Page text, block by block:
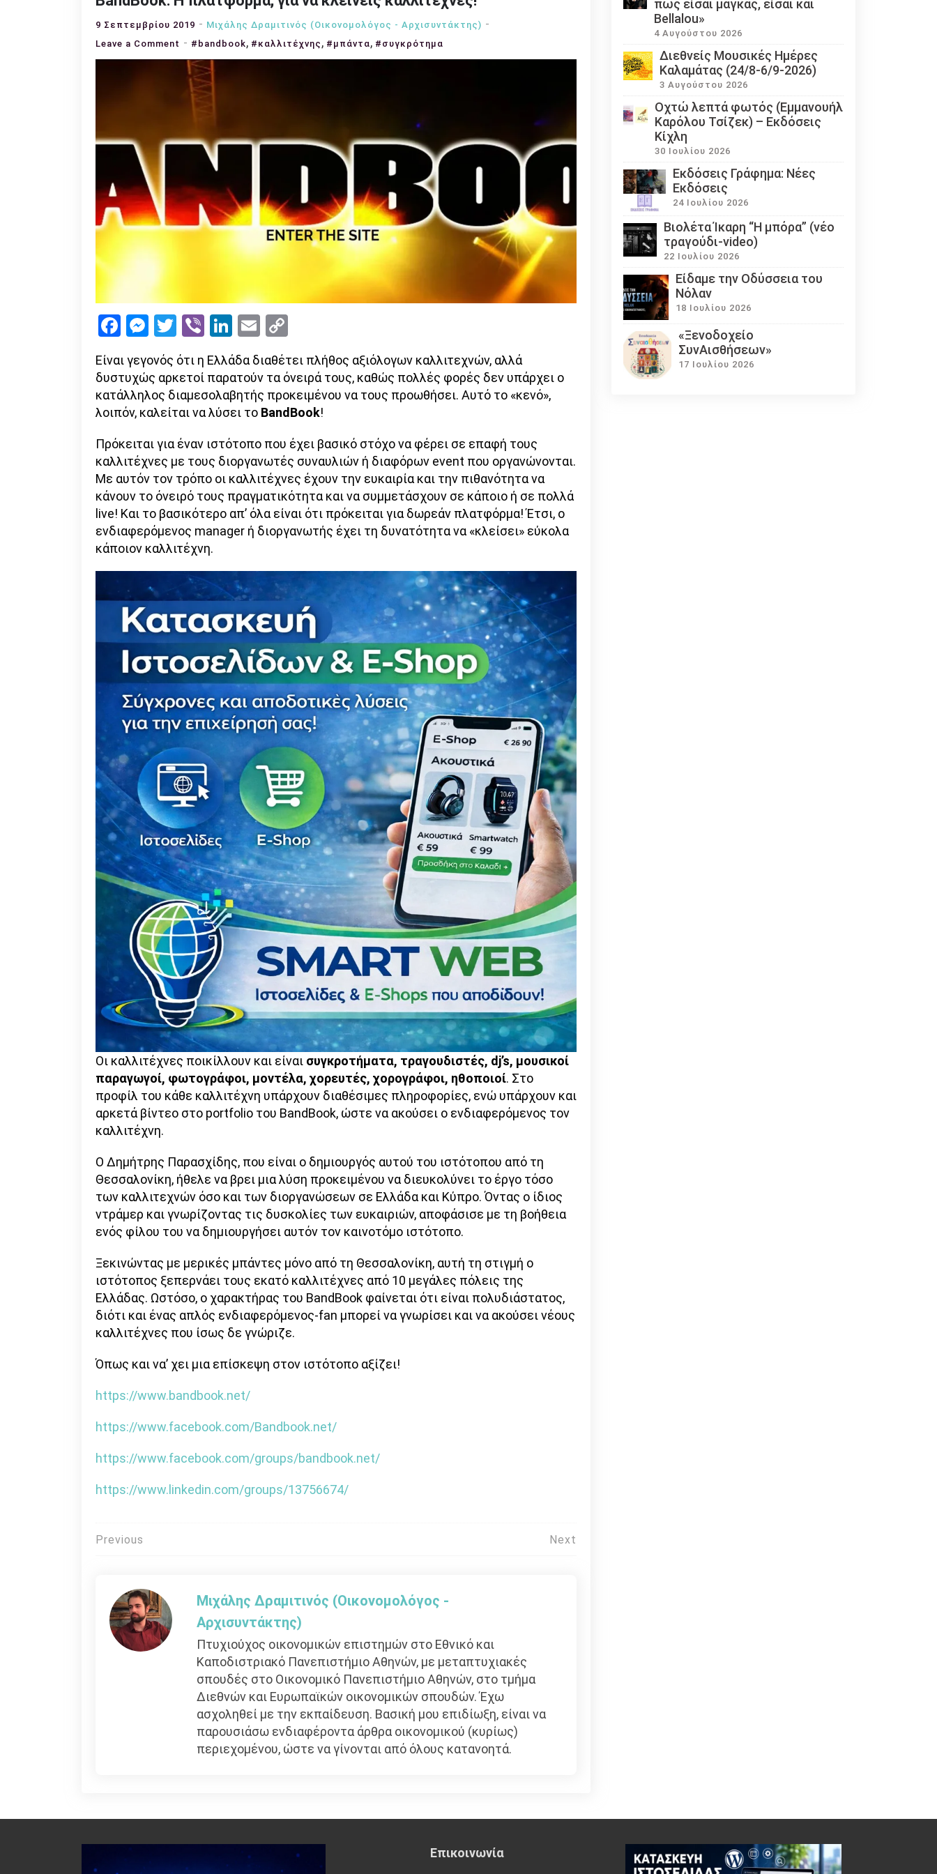
9 Σεπτεμβρίου 2019
Μιχάλης Δραμιτινός (Οικονομολόγος - Αρχισυντάκτης)
Leave a Comment on
BandBook:
πλατφόρμα,
κλείνεις
καλλιτέχνες!
#bandbook, #καλλιτέχνης , #μπάντα, #συγκρότημα
Facebook
Messenger
Twitter
ViberLinkedIn
Email
Link
Είναι γεγονός ότι η Ελλάδα διαθέτει πλήθος αξιόλογων καλλιτεχνών, αλλά
δυστυχώς αρκετοί παρατούν τα όνειρά τους, καθώς πολλές φορές δεν υπάρχει ο
κατάλληλος διαμεσολαβητής προκειμένου να τους προωθήσει. Αυτό το «κενό»,
λοιπόν, καλείται να λύσει το BandBook!
Πρόκειται για έναν ιστότοπο που έχει βασικό στόχο να φέρει σε επαφή τους
καλλιτέχνες με τους διοργανωτές συναυλιών ή διαφόρων event που οργανώνονται.
Με αυτόν τον τρόπο οι καλλιτέχνες έχουν την ευκαιρία και την πιθανότητα να
κάνουν το όνειρό τους πραγματικότητα και να συμμετάσχουν σε κάποιο ή σε πολλά
live! Και το βασικότερο απ’ όλα είναι ότι πρόκειται για δωρεάν πλατφόρμα! Έτσι, ο
ενδιαφερόμενος manager ή διοργανωτής έχει τη δυνατότητα να «κλείσει» εύκολα
κάποιον καλλιτέχνη.
Οι καλλιτέχνες ποικίλλουν και είναι συγκροτήματα, τραγουδιστές, dj’s, μουσικοί
παραγωγοί, φωτογράφοι, μοντέλα, χορευτές, χορογράφοι, ηθοποιοί. Στο
προφίλ του κάθε καλλιτέχνη υπάρχουν διαθέσιμες πληροφορίες, ενώ υπάρχουν και
αρκετά βίντεο στο portfolio του BandBook, ώστε να ακούσει ο ενδιαφερόμενος τον
καλλιτέχνη.
Ο Δημήτρης Παρασχίδης, που είναι ο δημιουργός αυτού του ιστότοπου από τη
Θεσσαλονίκη, ήθελε να βρει μια λύση προκειμένου να διευκολύνει το έργο τόσο
των καλλιτεχνών όσο και των διοργανώσεων σε Ελλάδα και Κύπρο. Όντας ο ίδιος
ντράμερ και γνωρίζοντας τις δυσκολίες των ευκαιριών, αποφάσισε με τη βοήθεια
ενός φίλου του να δημιουργήσει αυτόν τον καινοτόμο ιστότοπο.
Ξεκινώντας με μερικές μπάντες μόνο από τη Θεσσαλονίκη, αυτή τη στιγμή ο
ιστότοπος ξεπερνάει τους εκατό καλλιτέχνες από 10 μεγάλες πόλεις της
Ελλάδας. Ωστόσο, ο χαρακτήρας του BandBook φαίνεται ότι είναι πολυδιάστατος,
διότι και ένας απλός ενδιαφερόμενος-fan μπορεί να γνωρίσει και να ακούσει νέους
καλλιτέχνες που ίσως δε γνώριζε.
Όπως και να’ χει μια επίσκεψη στον ιστότοπο αξίζει!
https://www.bandbook.net/
https://www.facebook.com/Bandbook.net/
https://www.facebook.com/groups/bandbook.net/
https://www.linkedin.com/groups/13756674/
Πλοήγηση
Previous Next
Μιχάλης Δραμιτινός (Οικονομολόγος -
Αρχισυντάκτης)
Πτυχιούχος οικονομικών επιστημών στο Εθνικό και
Καποδιστριακό Πανεπιστήμιο Αθηνών, με μεταπτυχιακές
σπουδές στο Οικονομικό Πανεπιστήμιο Αθηνών, στο τμήμα
Διεθνών και Ευρωπαϊκών οικονομικών σπουδών. Έχω
ασχοληθεί με την εκπαίδευση. Βασική μου επιδίωξη, είναι να
παρουσιάσω ενδιαφέροντα άρθρα οικονομικού (κυρίως)
περιεχομένου, ώστε να γίνονται από όλους κατανοητά.
πως είσαι μάγκας, είσαι και
Bellalou»
4 Αυγούστου 2026
Διεθνείς Μουσικές Ημέρες
Καλαμάτας (24/8-6/9-2026)
3 Αυγούστου 2026
Οχτώ λεπτά φωτός (Εμμανουήλ
Καρόλου Τσίζεκ) – Εκδόσεις
Κίχλη
30 Ιουλίου 2026
Εκδόσεις Γράφημα: Νέες
Εκδόσεις
24 Ιουλίου 2026
Βιολέτα Ίκαρη “Η μπόρα” (νέο
τραγούδι-video)
22 Ιουλίου 2026
Eίδαμε την Οδύσσεια του
Νόλαν
18 Ιουλίου 2026
«Ξενοδοχείο
ΣυνΑισθήσεων»
17 Ιουλίου 2026
Επικοινωνία